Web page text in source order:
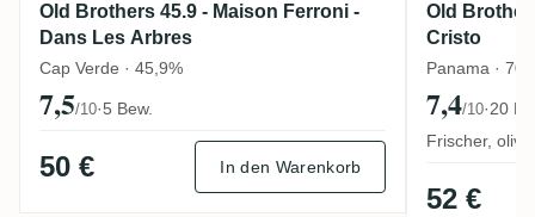
Old Brothers 45.9 - Maison Ferroni -
Dans Les Arbres
Cap Verde · 45,9%
7,5/10·5 Bew.
50 € In den Warenkorb
Old
Cristo
Panama ·
7,4/10·20
Frischer,
52 €